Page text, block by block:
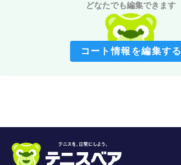
どなたでも編集できます
コート情報を編集する